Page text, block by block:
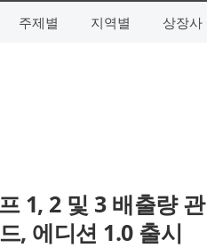
주제별 지역별 상장사
1, 2 및 3 배출량
, 에디션 1.0 출시